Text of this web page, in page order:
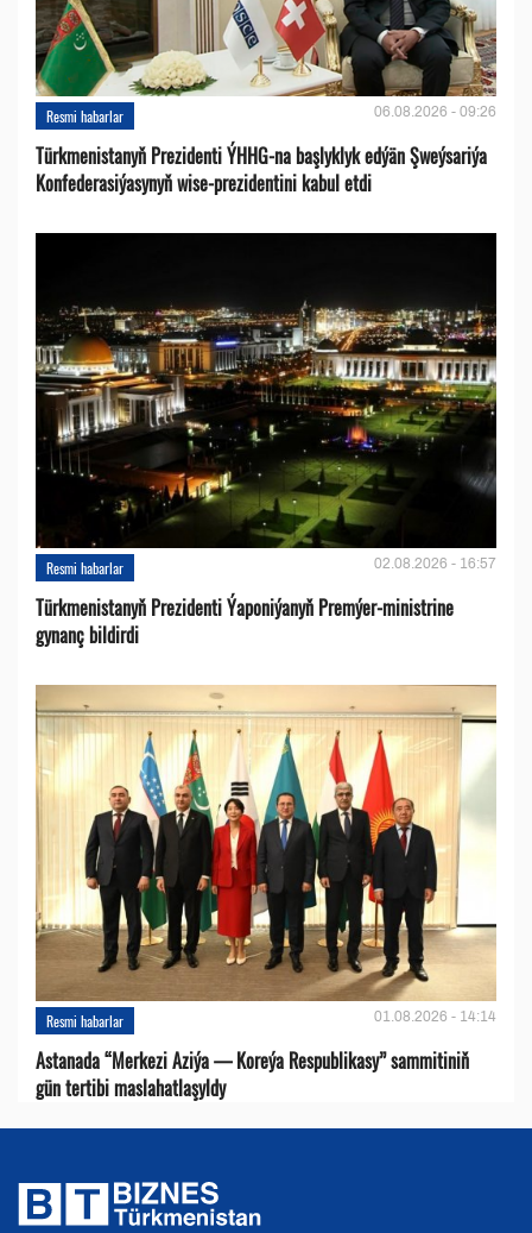
Resmi habarlar 06.08.2026 - 09:26
Türkmenistanyň Prezidenti ÝHHG-na başlyklyk edýän Şweýsariýa
Konfederasiýasynyň wise-prezidentini kabul etdi
Resmi habarlar 02.08.2026 - 16:57
Türkmenistanyň Prezidenti Ýaponiýanyň Premýer-ministrine
gynanç bildirdi
Resmi habarlar 01.08.2026 - 14:14
Astanada “Merkezi Aziýa — Koreýa Respublikasy” sammitiniň
gün tertibi maslahatlaşyldy